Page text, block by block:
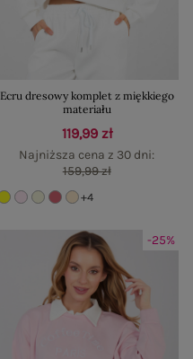
Ecru dresowy komplet z miękkiego
materiału
119,99 zł
Najniższa cena z 30 dni:
159,99 zł
+4
-25%